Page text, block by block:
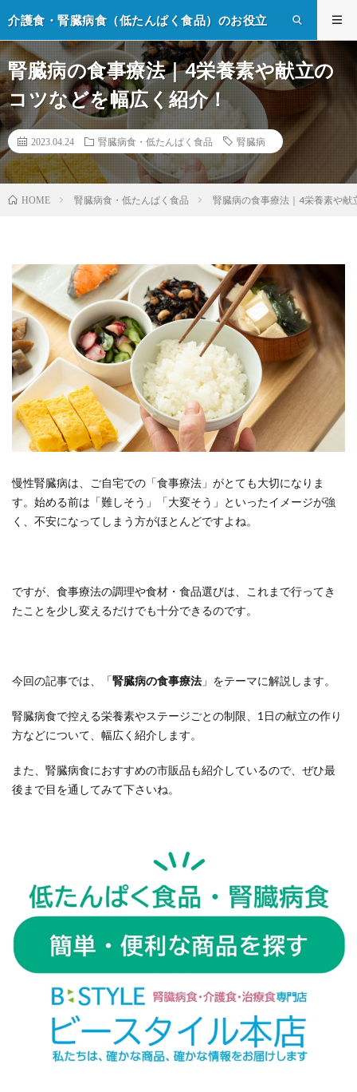
介護食・腎臓病食（低たんぱく食品）のお役立
腎臓病の食事療法｜4栄養素や献立の
コツなどを幅広く紹介！
2023.04.24 腎臓病食・低たんぱく食品 腎臓病
HOME 腎臓病食・低たんぱく食品 腎臓病の食事療法｜4栄養素や献
慢性腎臓病は、ご自宅での「食事療法」がとても大切になりま
す。始める前は「難しそう」「大変そう」といったイメージが強
く、不安になってしまう方がほとんどですよね。
ですが、食事療法の調理や食材・食品選びは、これまで行ってき
たことを少し変えるだけでも十分できるのです。
今回の記事では、「腎臓病の食事療法 」をテーマに解説します。
腎臓病食で控える栄養素やステージごとの制限、1日の献立の作り
方などについて、幅広く紹介します。
また、腎臓病食におすすめの市販品も紹介しているので、ぜひ最
後まで目を通してみて下さいね。